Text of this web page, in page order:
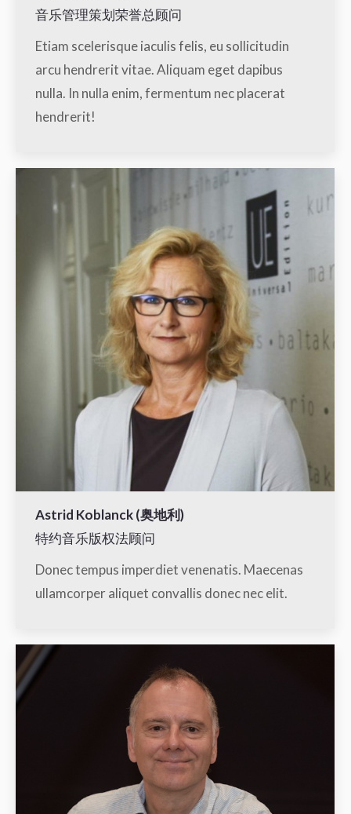
音乐管理策划荣誉总顾问
Etiam scelerisque iaculis felis, eu sollicitudin
arcu hendrerit vitae. Aliquam eget dapibus
nulla. In nulla enim, fermentum nec placerat
hendrerit!
Astrid Koblanck (奥地利)
特约音乐版权法顾问
Donec tempus imperdiet venenatis. Maecenas
ullamcorper aliquet convallis donec nec elit.